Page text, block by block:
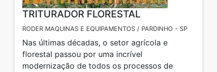
TRITURADOR FLORESTAL
RODER MAQUINAS E EQUIPAMENTOS / PARDINHO - SP
Nas últimas décadas, o setor agrícola e
florestal passou por uma incrível
modernização de todos os processos de